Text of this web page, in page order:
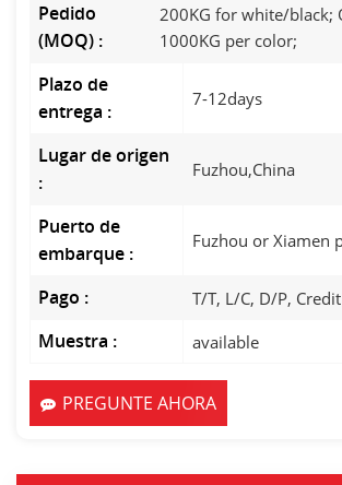
Pedido
(MOQ) :
200KG for white/black;
1000KG per color;
Plazo de
entrega :
7-12days
Lugar de origen
:
Fuzhou,China
Puerto de
embarque :
Fuzhou or Xiamen
Pago : T/T, L/C, D/P,
Muestra : available
PREGUNTE AHORA